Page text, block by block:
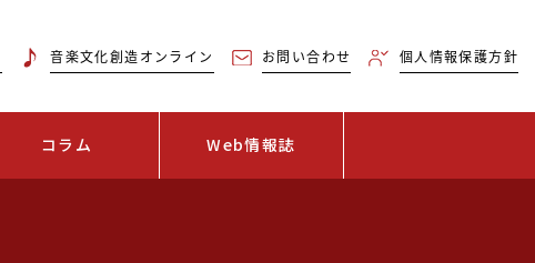
音楽文化創造オンライン お問い合わせ 個人情報保護方針
コラム Web情報誌